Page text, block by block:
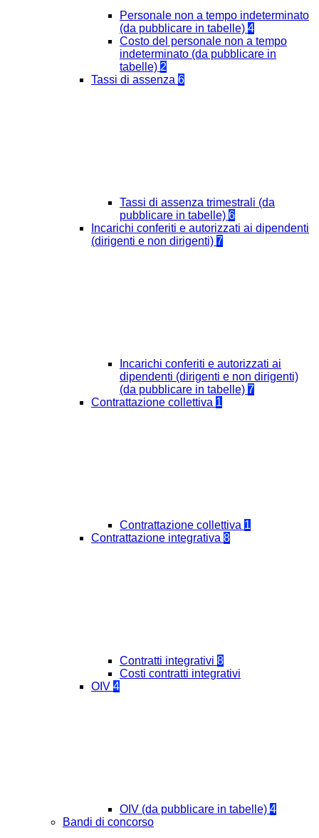
Personale non a tempo indeterminato
(da pubblicare in tabelle) 4
Costo del personale non a tempo
indeterminato (da pubblicare in
tabelle) 2
Tassi di assenza 6
Tassi di assenza trimestrali (da
pubblicare in tabelle) 6
Incarichi conferiti e autorizzati ai dipendenti
(dirigenti e non dirigenti) 7
Incarichi conferiti e autorizzati ai
dipendenti (dirigenti e non dirigenti)
(da pubblicare in tabelle) 7
Contrattazione collettiva 1
Contrattazione collettiva 1
Contrattazione integrativa 8
Contratti integrativi 8
Costi contratti integrativi
OIV 4
OIV (da pubblicare in tabelle) 4
Bandi di concorso